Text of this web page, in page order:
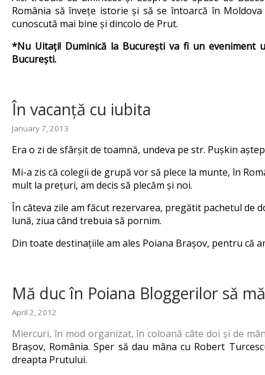
România să învețe istorie și să se întoarcă în
cunoscută mai bine și dincolo de Prut.
*Nu Uitați! Duminică la București va fi un eveniment
București.
În vacanță cu iubita
January 7, 2013
Era o zi de sfârșit de toamnă, undeva pe str. Pușkin
Mi-a zis că colegii de grupă vor să plece la munte, în
mult la prețuri, am decis să plecăm și noi.
În câteva zile am făcut rezervarea, pregătit pachetul de
lună, ziua când trebuia să pornim.
Din toate destinațiile am ales Poiana Brașov, pentru că
Mă duc în Poiana Bloggerilor să
April 2, 2012
Miercuri, în mod organizat, în coloană câte doi și de
Brașov, România. Sper să dau mâna cu Robert
dreapta Prutului.